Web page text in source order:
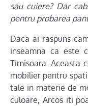
sau cuiere? Dar
pentru probarea
Daca ai raspuns
inseamna ca este
Timisoara. Aceasta
mobilier pentru
tale in materie de
culoare, Arcos iti